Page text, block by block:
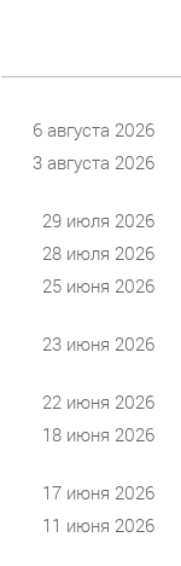
6 августа 2026
3 августа 2026
29 июля 2026
28 июля 2026
25 июня 2026
23 июня 2026
22 июня 2026
18 июня 2026
17 июня 2026
11 июня 2026